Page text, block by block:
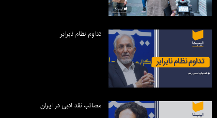
تداوم نظام نابرابر
مصائب نقد ادبی در ایران